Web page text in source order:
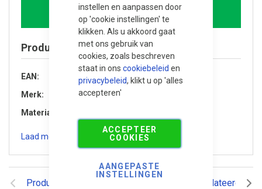
instellen en aanpassen door
op 'cookie instellingen' te
klikken. Als u akkoord gaat
met ons gebruik van
cookies, zoals beschreven
staat in ons cookiebeleid en
privacybeleid, klikt u op 'alles
accepteren'
ACCEPTEER
COOKIES
AANGEPASTE
INSTELLINGEN
Productomschrijving Gerelateerde
In winkelwagen
Product specificaties
EAN
8720246406399
Merk
Materiaal
Laad meer specificaties